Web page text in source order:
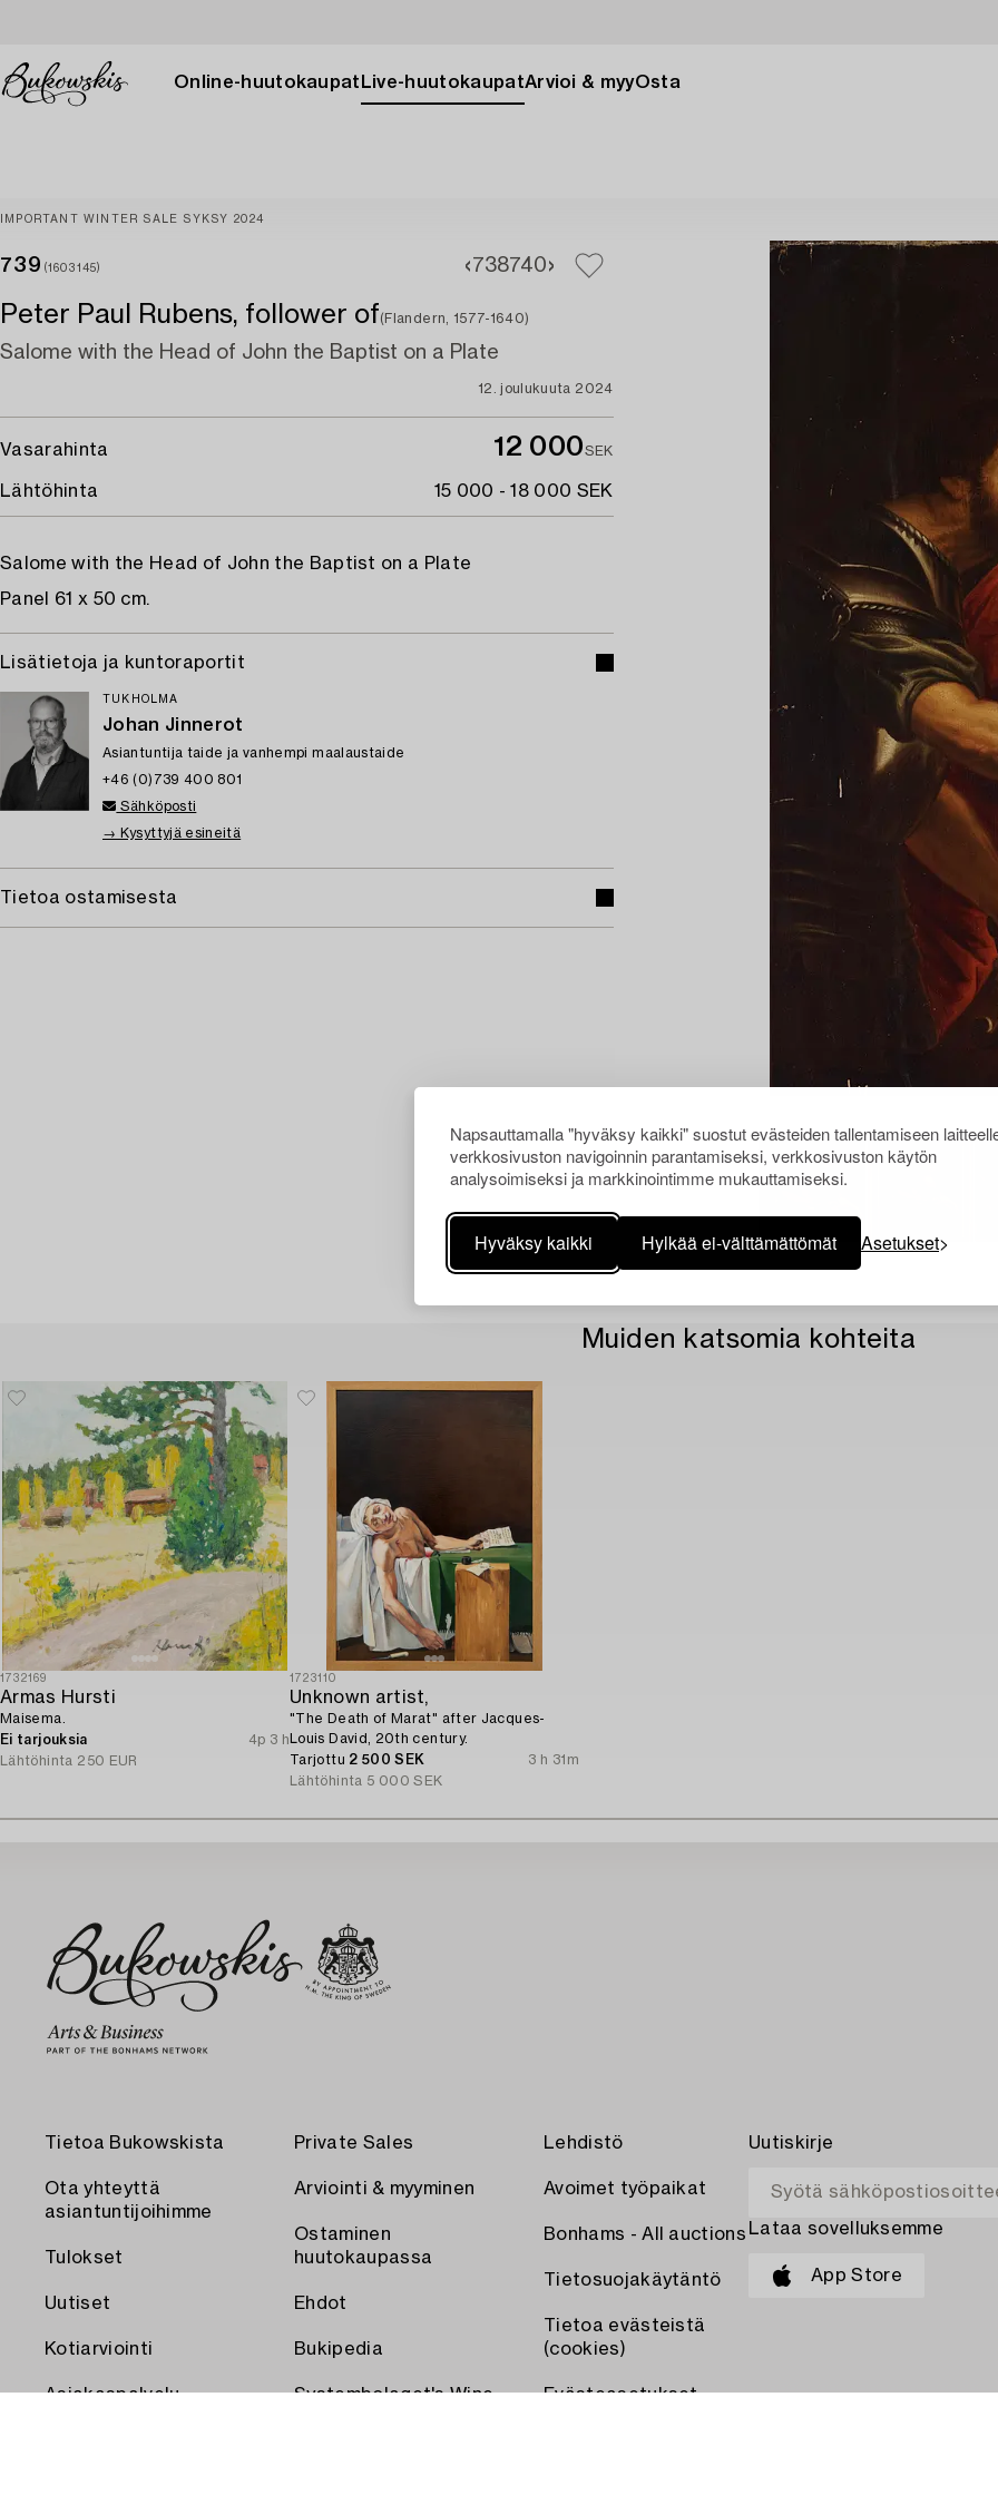
Napsauttamalla "hyväksy kaikki" suostut evästeiden tallentamiseen
verkkosivuston navigoinnin parantamiseksi, verkkosivuston käytön
analysoimiseksi ja markkinointimme mukauttamiseksi.
Hyväksy kaikki Hylkää ei-välttämättömät Asetukset
Online-huutokaupat Live-huutokaupatArvioi & myyOsta
IMPORTANT WINTER SALE SYKSY 2024
739 (1603145) 738740
Peter Paul Rubens, follower of(Flandern, 1577-1640)
Salome with the Head of John the Baptist on a Plate
12. joulukuuta 2024
Vasarahinta 12 000SEK
Lähtöhinta 15 000 - 18 000 SEK
Salome with the Head of John the Baptist on a Plate
Panel 61 x 50 cm.
Lisätietoja ja kuntoraportit
TUKHOLMA
Johan Jinnerot
Asiantuntija taide ja vanhempi maalaustaide
+46 (0)739 400 801
Sähköposti
→ Kysyttyjä esineitä
Tietoa ostamisesta
Muiden katsomia kohteita
1732169
Armas Hursti
Maisema.
Ei tarjouksia
4p 3 h
Lähtöhinta 250 EUR
1723110
Unknown artist,
"The Death of Marat" after Jacques-
Louis David, 20th century.
Tarjottu 2 500 SEK
3 h 31m
Lähtöhinta 5 000 SEK
Tietoa Bukowskista
Ota yhteyttä
asiantuntijoihimme
Tulokset
Uutiset
Kotiarviointi
Asiakaspalvelu
Private Sales
Arviointi & myyminen
Ostaminen
huutokaupassa
Ehdot
Bukipedia
Systembolaget's Wine
Lehdistö
Avoimet työpaikat
Bonhams - All auctions
Tietosuojakäytäntö
Tietoa evästeistä
(cookies)
Evästeasetukset
Uutiskirje
Lataa sovelluksemme
App Store